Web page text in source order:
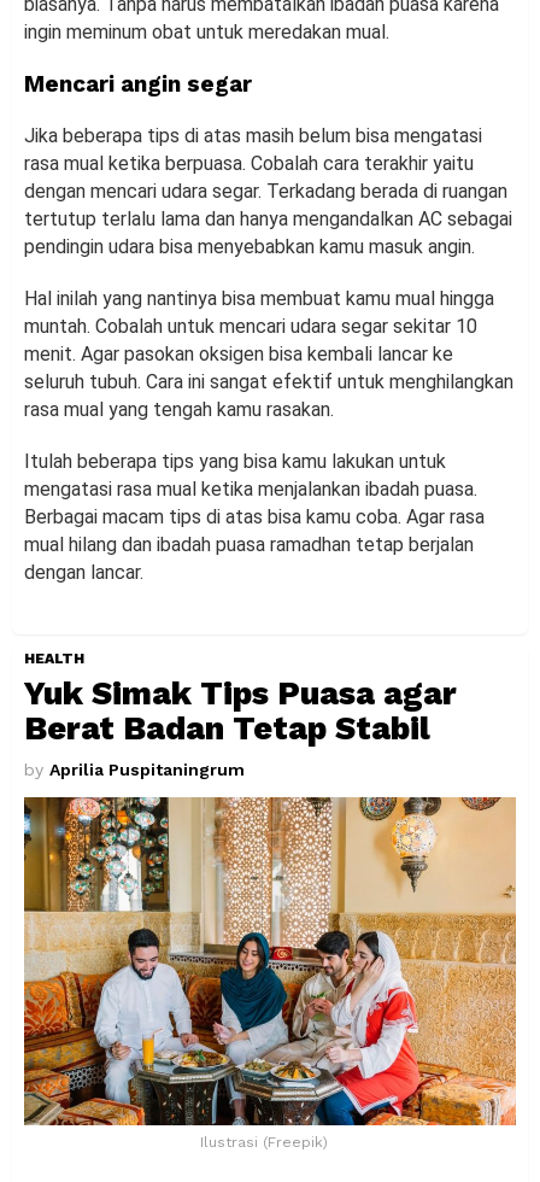
ingin meminum obat untuk meredakan mual.
Mencari angin segar
Jika beberapa tips di atas masih belum bisa mengatasi
rasa mual ketika berpuasa. Cobalah cara terakhir yaitu
dengan mencari udara segar. Terkadang berada di ruangan
tertutup terlalu lama dan hanya mengandalkan AC sebagai
pendingin udara bisa menyebabkan kamu masuk angin.
Hal inilah yang nantinya bisa membuat kamu mual hingga
muntah. Cobalah untuk mencari udara segar sekitar 10
menit. Agar pasokan oksigen bisa kembali lancar ke
seluruh tubuh. Cara ini sangat efektif untuk menghilangkan
rasa mual yang tengah kamu rasakan.
Itulah beberapa tips yang bisa kamu lakukan untuk
mengatasi rasa mual ketika menjalankan ibadah puasa.
Berbagai macam tips di atas bisa kamu coba. Agar rasa
mual hilang dan ibadah puasa ramadhan tetap berjalan
dengan lancar.
HEALTH
Yuk Simak Tips Puasa agar
Berat Badan Tetap Stabil
by Aprilia Puspitaningrum
Ilustrasi (Freepik)